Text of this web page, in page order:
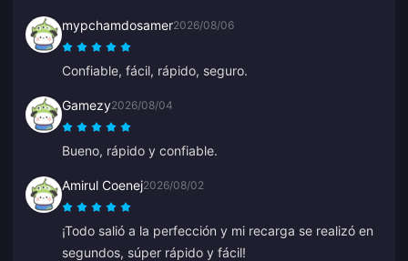
mypchamdosamer2026/08/06
Confiable, fácil, rápido, seguro.
Gamezy2026/08/04
Bueno, rápido y confiable.
Amirul Coenej2026/08/02
¡Todo salió a la perfección y mi recarga se realizó en
segundos, súper rápido y fácil!